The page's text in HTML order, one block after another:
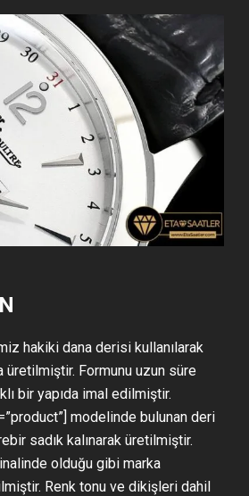
hakiki dana derisi kullanılarak
Formunu uzun süre
bir yapıda imal edilmiştir.
modelinde bulunan deri
sadık kalınarak üretilmiştir.
olduğu gibi marka
Renk tonu ve dikişleri dahil